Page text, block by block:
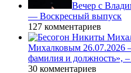
Вечер с
— Воскресный выпуск
127 комментариев
Михалковым 26.07.2026
фамилия и должность»,
30 комментариев